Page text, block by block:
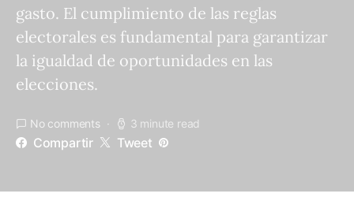
gasto. El cumplimiento de las reglas
electorales es fundamental para garantizar
la igualdad de oportunidades en las
elecciones.
No comments 3 minute read
Compartir Tweet